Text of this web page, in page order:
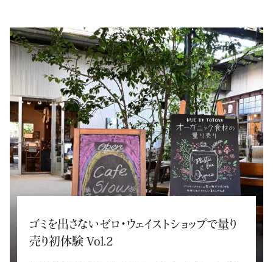
ゴミを出さないゼロ・ウェイストショップで量り
売り初体験 Vol.2